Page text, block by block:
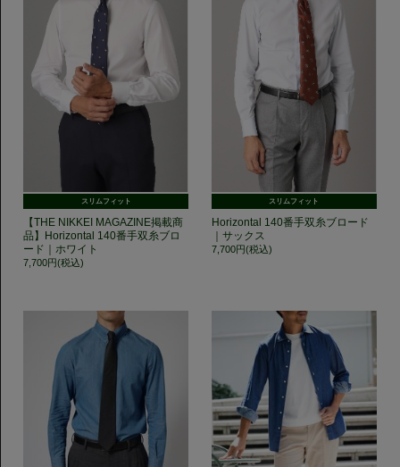
スリムフィット
【THE NIKKEI MAGAZINE掲載商
品】Horizontal 140番手双糸ブロ
ード｜ホワイト
7,700円(税込)
スリムフィット
Horizontal 140番手双糸ブロード
｜サックス
7,700円(税込)